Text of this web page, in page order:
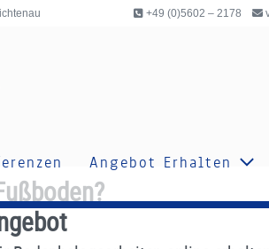
+49 (0)5602 – 2178
Angebot Erhalten